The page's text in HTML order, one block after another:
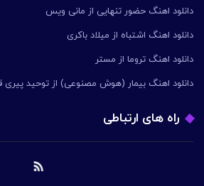
دانلود اهنگ حضور تنهایی از مانی ویس
دانلود اهنگ اشتباه از میلاد باکری
دانلود اهنگ تروما از مستر
دانلود اهنگ بیمار (هوش مصنوعی) از توحید پیری
راه های ارتباطی